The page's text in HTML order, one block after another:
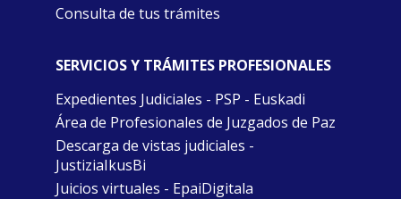
Consulta de tus trámites
SERVICIOS Y TRÁMITES PROFESIONALES
Expedientes Judiciales - PSP - Euskadi
Área de Profesionales de Juzgados de Paz
Descarga de vistas judiciales -
JustiziaIkusBi
Juicios virtuales - EpaiDigitala